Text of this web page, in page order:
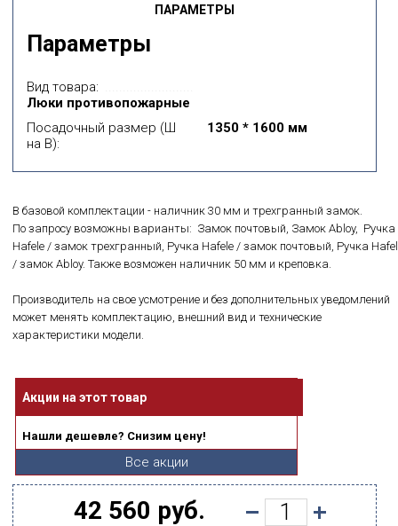
ПАРАМЕТРЫ
Параметры
Вид товара:
Люки противопожарные
Посадочный размер (Ш
на В):
1350 * 1600 мм
В базовой комплектации - наличник 30 мм и трехгранный замок.
По запросу возможны варианты: Замок почтовый, Замок Abloy, Ручка
Hafele / замок трехгранный, Ручка Hafele / замок почтовый, Ручка
/ замок Abloy. Также возможен наличник 50 мм и креповка.
Производитель на свое усмотрение и без дополнительных уведомлений
может менять комплектацию, внешний вид и технические
характеристики модели.
Акции на этот товар
Нашли дешевле? Снизим цену!
Все акции
42 560 руб.